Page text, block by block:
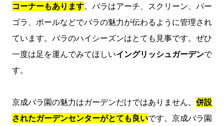
コーナーもあります。バラはアーチ、スクリーン、パー
ゴラ、ポールなどでバラの魅力が伝わるように管理され
ています。バラのハイシーズンはとても見事です。ぜひ
一度は足を運んでみてほしいイングリッシュガーデンで
す。
京成バラ園の魅力はガーデンだけではありません。 併設
されたガーデンセンターがとても良いです。京成バラ園